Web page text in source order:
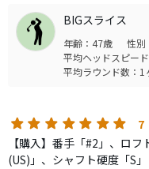
結果大成功です、とに
おかげか弾道も高すぎ
感じ、打音はパキンと
以前ユーティリティの
を入れていたので私に
人によっては気持ちよ
BIGスライス
年齢：47歳 性別
平均ヘッドスピー
平均ラウンド数：1
7
【購入】番手「#2」、ロ
(US)」、シャフト硬度「S」